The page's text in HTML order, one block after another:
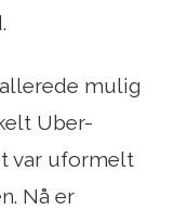
mulig
Uber-
var uformelt
Nå er